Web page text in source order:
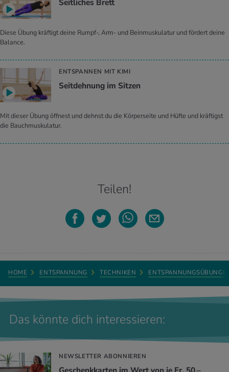
Seitliches Brett
Diese Übung kräftigt deine Rumpf-, Arm- und Beinmuskulatur und fördert deine
Balance.
ENTSPANNEN MIT KIMI
Seitdehnung im Sitzen
Mit dieser Übung öffnest und dehnst du die Körperseite und Hüfte und kräftigst
die Bauchmuskulatur.
Teilen!
HOME ENTSPANNUNG TECHNIKEN
Das könnte dich interessieren:
NEWSLETTER ABONNIEREN